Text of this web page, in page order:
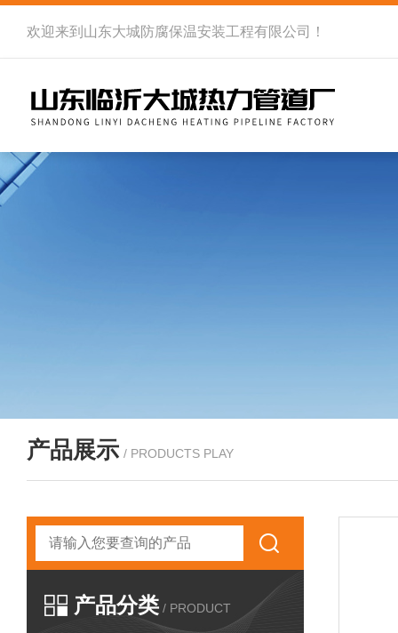
欢迎来到 山东大城防腐保温安装工程有限公司 ！
产品展示 / PRODUCTS PLAY
产品分类 / PRODUCT